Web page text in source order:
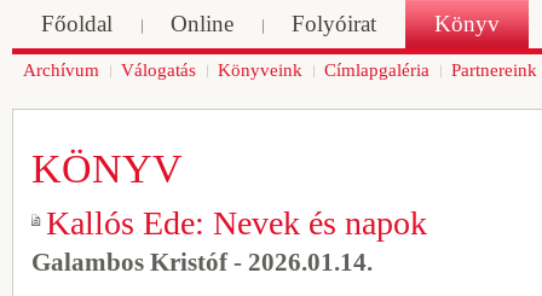
Főoldal Online Folyóirat Könyv
Archívum Válogatás Könyveink Címlapgaléria Partnereink
KÖNYV
Kallós Ede: Nevek és napok
Galambos Kristóf - 2026.01.14.